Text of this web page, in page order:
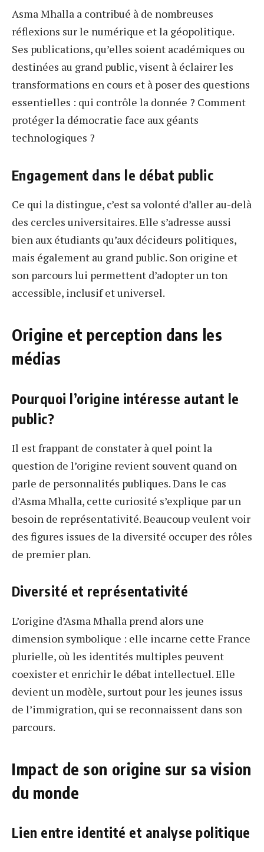
Asma Mhalla a contribué à de nombreuses
réflexions sur le numérique et la géopolitique.
Ses publications, qu’elles soient académiques ou
destinées au grand public, visent à éclairer les
transformations en cours et à poser des questions
essentielles : qui contrôle la donnée ? Comment
protéger la démocratie face aux géants
technologiques ?
Engagement dans le débat public
Ce qui la distingue, c’est sa volonté d’aller au-delà
des cercles universitaires. Elle s’adresse aussi
bien aux étudiants qu’aux décideurs politiques,
mais également au grand public. Son origine et
son parcours lui permettent d’adopter un ton
accessible, inclusif et universel.
Origine et perception dans les
médias
Pourquoi l’origine intéresse autant le
public?
Il est frappant de constater à quel point la
question de l’origine revient souvent quand on
parle de personnalités publiques. Dans le cas
d’Asma Mhalla, cette curiosité s’explique par un
besoin de représentativité. Beaucoup veulent voir
des figures issues de la diversité occuper des rôles
de premier plan.
Diversité et représentativité
L’origine d’Asma Mhalla prend alors une
dimension symbolique : elle incarne cette France
plurielle, où les identités multiples peuvent
coexister et enrichir le débat intellectuel. Elle
devient un modèle, surtout pour les jeunes issus
de l’immigration, qui se reconnaissent dans son
parcours.
Impact de son origine sur sa vision
du monde
Lien entre identité et analyse politique